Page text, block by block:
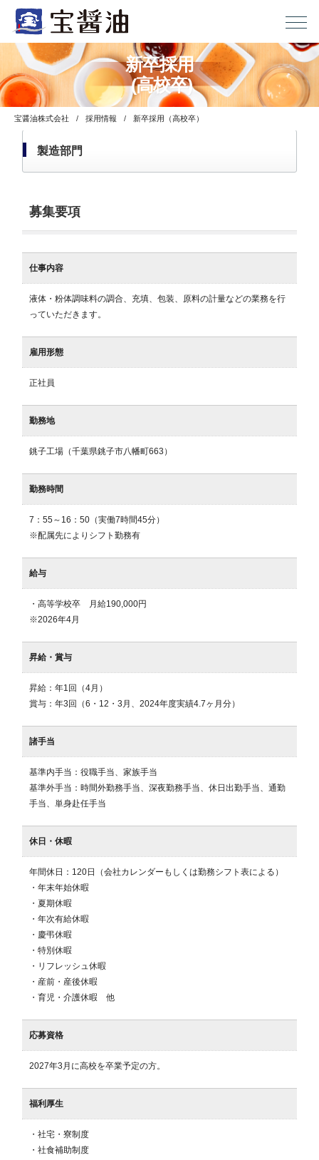
新卒採用
(高校卒)
宝醤油株式会社 採用情報 新卒採用（高校卒）
製造部門
募集要項
仕事内容
液体・粉体調味料の調合、充填、包装、原料の計量などの業務を行
っていただきます。
雇用形態
正社員
勤務地
銚子工場（千葉県銚子市八幡町663）
勤務時間
7：55～16：50（実働7時間45分）
※配属先によりシフト勤務有
給与
・高等学校卒　月給190,000円
※2026年4月
昇給・賞与
昇給：年1回（4月）
賞与：年3回（6・12・3月、2024年度実績4.7ヶ月分）
諸手当
基準内手当：役職手当、家族手当
基準外手当：時間外勤務手当、深夜勤務手当、休日出勤手当、通勤
手当、単身赴任手当
休日・休暇
年間休日：120日（会社カレンダーもしくは勤務シフト表による）
・年末年始休暇
・夏期休暇
・年次有給休暇
・慶弔休暇
・特別休暇
・リフレッシュ休暇
・産前・産後休暇
・育児・介護休暇　他
応募資格
2027年3月に高校を卒業予定の方。
福利厚生
・社宅・寮制度
・社食補助制度